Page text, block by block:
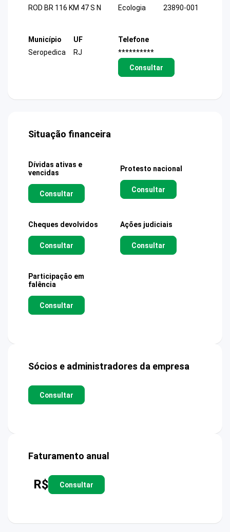
ROD BR 116 KM 47 S N
Ecologia
23890-001
Município
Seropedica
UF
RJ
Telefone
**********
Consultar
Situação financeira
Dívidas ativas e
vencidas
Consultar
Protesto nacional
Consultar
Cheques devolvidos
Consultar
Ações judiciais
Consultar
Participação em
falência
Consultar
Sócios e administradores da empresa
Consultar
Faturamento anual
R$ Consultar